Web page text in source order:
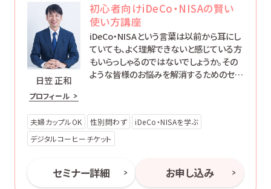
日笠 正和
プロフィール
初心者向けiDeCo・NISAの賢い
使い方講座
iDeCo・NISAという言葉は以前から耳にし
ていても、よく理解できないと感じている方
もいらっしゃるのではないでしょうか。その
ような皆様のお悩みを解消するためのセミ
夫婦カップルOK 性別問わず
iDeCo・NISAを学ぶ
デジタルコーヒーチケット
セミナー詳細 お申し込み